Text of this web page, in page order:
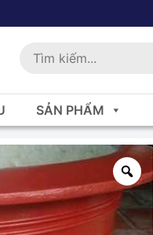
SẢN PHẨM